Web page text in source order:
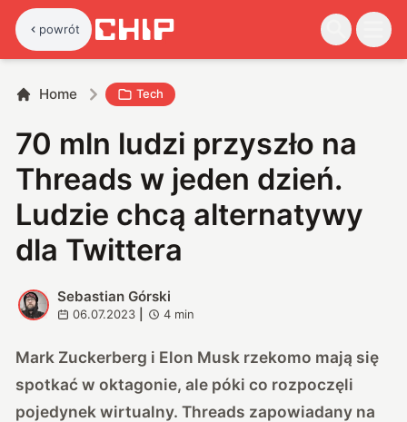
powrót
Home Tech
70 mln ludzi przyszło na
Threads w jeden dzień.
Ludzie chcą alternatywy
dla Twittera
S
Sebastian Górski
06.07.2023 4 min
Mark Zuckerberg i Elon Musk rzekomo mają się
spotkać w oktagonie, ale póki co rozpoczęli
pojedynek wirtualny. Threads zapowiadany na